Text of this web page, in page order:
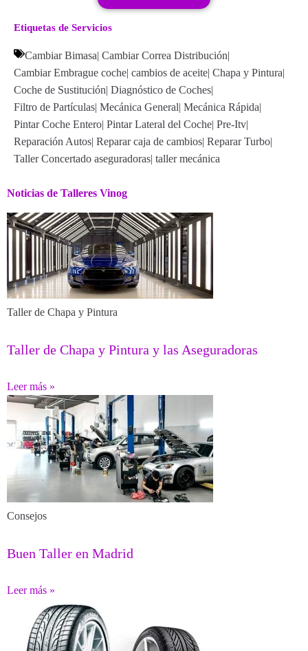
Etiquetas de Servicios
Cambiar Bimasa| Cambiar Correa Distribución|
Cambiar Embrague coche| cambios de aceite| Chapa y Pintura|
Coche de Sustitución| Diagnóstico de Coches|
Filtro de Partículas| Mecánica General| Mecánica Rápida|
Pintar Coche Entero| Pintar Lateral del Coche| Pre-Itv|
Reparación Autos| Reparar caja de cambios| Reparar Turbo|
Taller Concertado aseguradoras| taller mecánica
Noticias de Talleres Vinog
Taller de Chapa y Pintura
Taller de Chapa y Pintura y las Aseguradoras
Leer más »
Consejos
Buen Taller en Madrid
Leer más »